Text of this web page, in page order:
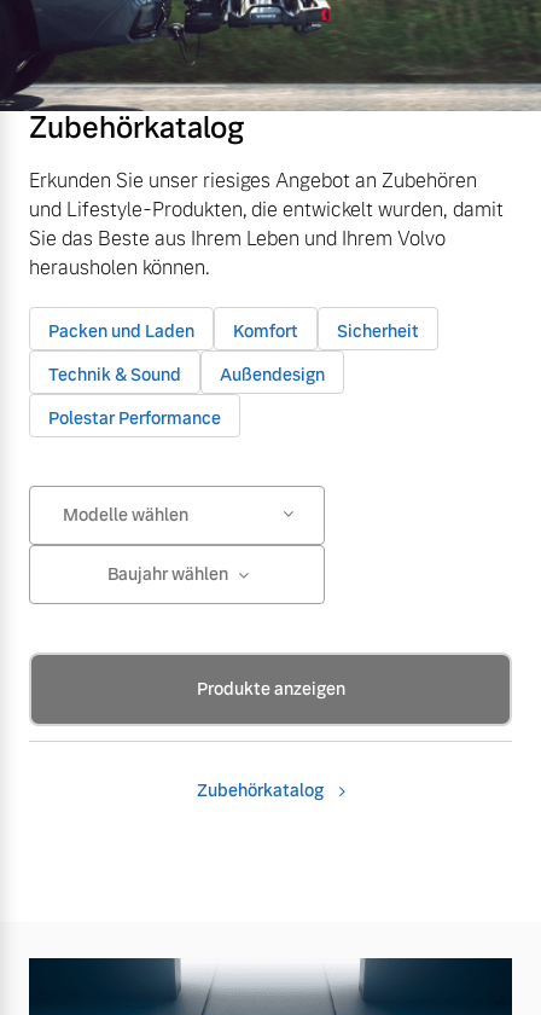
Zubehörkatalog
Erkunden Sie unser riesiges Angebot an Zubehören
und Lifestyle-Produkten, die entwickelt wurden, damit
Sie das Beste aus Ihrem Leben und Ihrem Volvo
herausholen können.
Packen und Laden Komfort
Sicherheit
Technik & Sound
Außendesign
Polestar Performance
Modelle wählen
Baujahr wählen
Produkte anzeigen
Zubehörkatalog